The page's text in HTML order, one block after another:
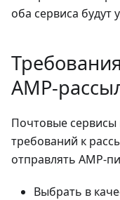
оба сервиса будут
AMP-
Почтовые сервисы
требований к
отправлять AMP-
Выбрать в